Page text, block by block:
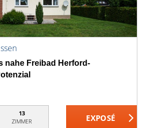
nahe Freibad Herford-
13
ZIMMER